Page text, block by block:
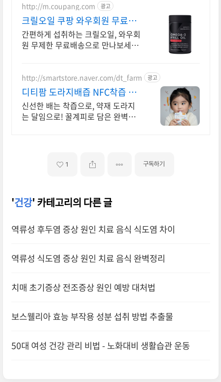
http://m.coupang.com 광고
크릴오일 쿠팡 와우회원 무료배
송 혜택
간편하게 섭취하는 크릴오일, 와우회
원 무제한 무료배송으로 만나보세요.
http://smartstore.naver.com/dt_farm 광고
디티팜 도라지배즙 NFC착즙 착
즙과 달임의 하이브리드주스
신선한 배는 착즙으로, 약재 도라지
는 달임으로! 꿀계피로 담은 완벽한
1 구독하기
'건강' 카테고리의 다른 글
역류성 후두염 증상 원인 치료 음식 식도염 차이
역류성 식도염 증상 원인 치료 음식 완벽정리
치매 초기증상 전조증상 원인 예방 대처법
보스웰리아 효능 부작용 성분 섭취 방법 추출물
50대 여성 건강 관리 비법 - 노화대비 생활습관 운동